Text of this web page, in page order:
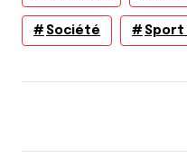
Société Sport